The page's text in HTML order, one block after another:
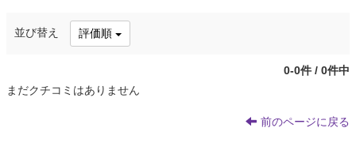
並び替え 評価順
0-0件 / 0件中
まだクチコミはありません
前のページに戻る